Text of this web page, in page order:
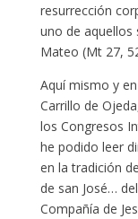
resurrección
uno de aquellos
Mateo (Mt 27,
Aquí mismo y
Carrillo de
los Congresos
he podido leer
en la tradición
de san José…
Compañía de